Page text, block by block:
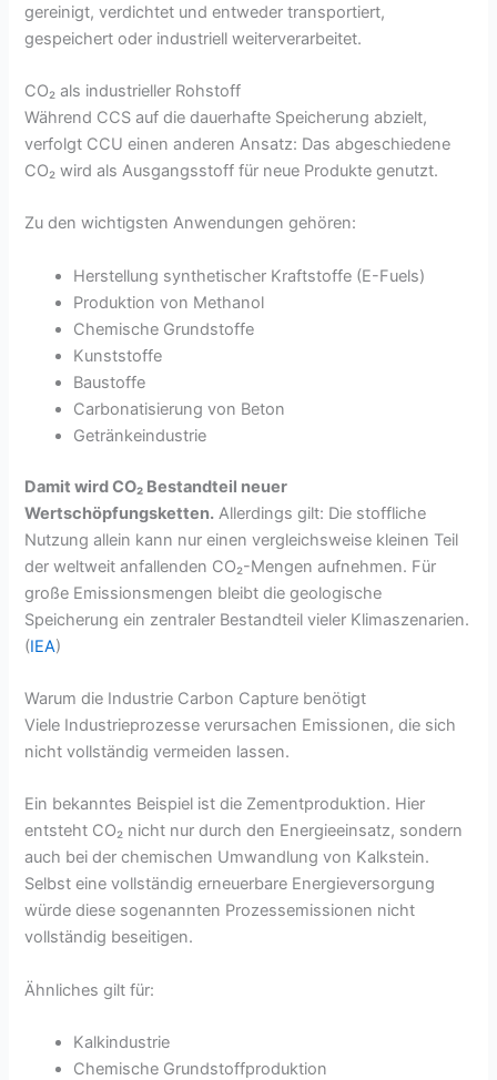
gereinigt, verdichtet und entweder transportiert,
gespeichert oder industriell weiterverarbeitet.
CO₂ als industrieller Rohstoff
Während CCS auf die dauerhafte Speicherung abzielt,
verfolgt CCU einen anderen Ansatz: Das abgeschiedene
CO₂ wird als Ausgangsstoff für neue Produkte genutzt.
Zu den wichtigsten Anwendungen gehören:
Herstellung synthetischer Kraftstoffe (E-Fuels)
Produktion von Methanol
Chemische Grundstoffe
Kunststoffe
Baustoffe
Carbonatisierung von Beton
Getränkeindustrie
Damit wird CO₂ Bestandteil neuer
Wertschöpfungsketten. Allerdings gilt: Die stoffliche
Nutzung allein kann nur einen vergleichsweise kleinen Teil
der weltweit anfallenden CO₂-Mengen aufnehmen. Für
große Emissionsmengen bleibt die geologische
Speicherung ein zentraler Bestandteil vieler Klimaszenarien.
(IEA)
Warum die Industrie Carbon Capture benötigt
Viele Industrieprozesse verursachen Emissionen, die sich
nicht vollständig vermeiden lassen.
Ein bekanntes Beispiel ist die Zementproduktion. Hier
entsteht CO₂ nicht nur durch den Energieeinsatz, sondern
auch bei der chemischen Umwandlung von Kalkstein.
Selbst eine vollständig erneuerbare Energieversorgung
würde diese sogenannten Prozessemissionen nicht
vollständig beseitigen.
Ähnliches gilt für:
Kalkindustrie
Chemische Grundstoffproduktion